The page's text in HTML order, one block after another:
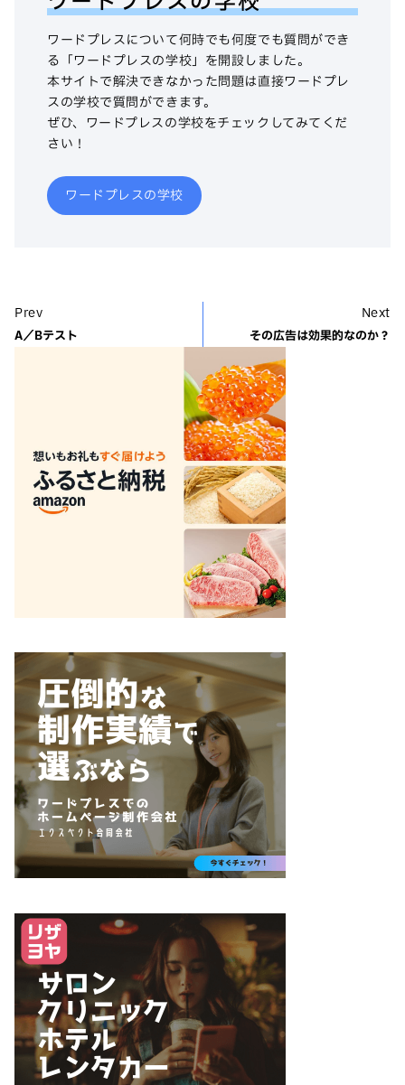
ワードプレスについて何時でも何度でも質問ができ
る「ワードプレスの学校」を開設しました。
本サイトで解決できなかった問題は直接ワードプレ
スの学校で質問ができます。
ぜひ、ワードプレスの学校をチェックしてみてくだ
さい！
ワードプレスの学校
Prev
A／Bテスト
Next
その広告は効果的なのか？